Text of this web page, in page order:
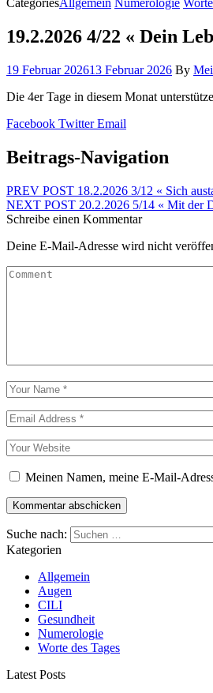
CategoriesAllgemein Numerologie
19.2.2026 4/22 « Dein
19 Februar 202613 Februar 2026 By
Die 4er Tage in diesem Monat
Facebook Twitter Email
Beitrags-Navigation
PREV POST 18.2.2026 3/12 « Sich
NEXT POST 20.2.2026 5/14 « Mit der
Schreibe einen Kommentar
Deine E-Mail-Adresse wird nicht
Meinen Namen, meine E-Mail-
Suche nach:
Kategorien
Allgemein
Augen
CILI
Gesundheit
Numerologie
Worte des Tages
Latest Posts